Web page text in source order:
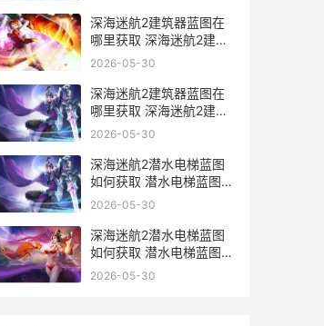
深海迷航2建筑器蓝图在
哪里获取 深海迷航2建筑
bug
2026-05-30
深海迷航2建筑器蓝图在
哪里获取 深海迷航2建筑
无法拆除
2026-05-30
深海迷航2潜水电梯蓝图
如何获取 潜水电梯蓝图获
取策略 深海迷航2潜水电
2026-05-30
深海迷航2潜水电梯蓝图
如何获取 潜水电梯蓝图获
取策略 深海迷航2潜水服
2026-05-30